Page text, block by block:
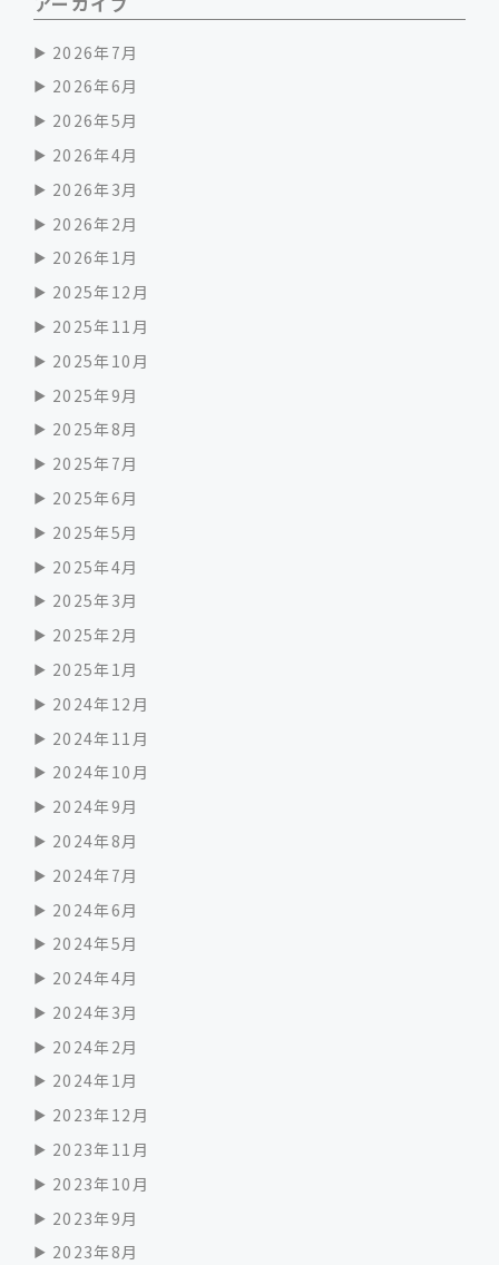
2026年7月
2026年6月
2026年5月
2026年4月
2026年3月
2026年2月
2026年1月
2025年12月
2025年11月
2025年10月
2025年9月
2025年8月
2025年7月
2025年6月
2025年5月
2025年4月
2025年3月
2025年2月
2025年1月
2024年12月
2024年11月
2024年10月
2024年9月
2024年8月
2024年7月
2024年6月
2024年5月
2024年4月
2024年3月
2024年2月
2024年1月
2023年12月
2023年11月
2023年10月
2023年9月
2023年8月